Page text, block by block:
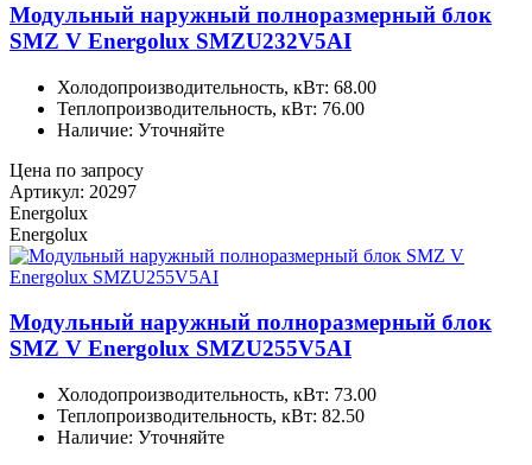
Модульный наружный полноразмерный блок
SMZ V Energolux SMZU232V5AI
Холодопроизводительность, кВт: 68.00
Теплопроизводительность, кВт: 76.00
Наличие: Уточняйте
Цена по запросу
Артикул: 20297
Energolux
Energolux
Модульный наружный полноразмерный блок
SMZ V Energolux SMZU255V5AI
Холодопроизводительность, кВт: 73.00
Теплопроизводительность, кВт: 82.50
Наличие: Уточняйте